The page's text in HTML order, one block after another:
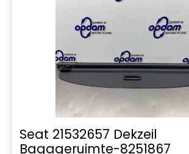
Seat 21532657 Dekzeil
Bagageruimte-8251867